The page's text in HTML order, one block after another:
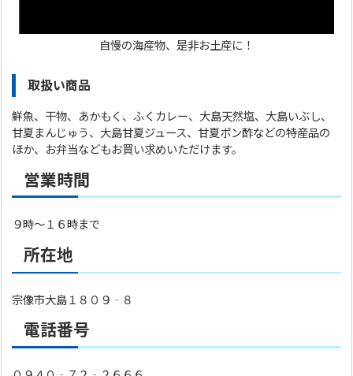
自慢の海産物、是非お土産に！
取扱い商品
鮮魚、干物、あかもく、ふくカレー、大島天然塩、大島いぶし、
甘夏まんじゅう、大島甘夏ジュース、甘夏ポン酢などの特産品の
ほか、お弁当などもお買い求めいただけます。
営業時間
９時～１６時まで
所在地
宗像市大島１８０９‐８
電話番号